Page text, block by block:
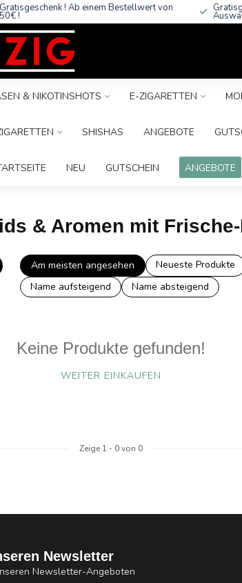
Gratisgeschenk ! Ab einem Bestellwert von
50€ !
& NIKOTINSHOTS E-ZIGARETTEN
SHISHAS ANGEBOTE
NEU GUTSCHEIN ANGEBOTE
& Aromen mit
Am meisten angesehen Neueste Produkte
Name aufsteigend
Name absteigend
Keine Produkte gefunden!
WEITER EINKAUFEN
Zeige 1 - 0von 0
Newsletter
Newsletter-Angeboten